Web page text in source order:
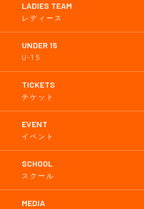
LADIES TEAM
レディース
UNDER 15
U-15
TICKETS
チケット
EVENT
イベント
SCHOOL
スクール
MEDIA